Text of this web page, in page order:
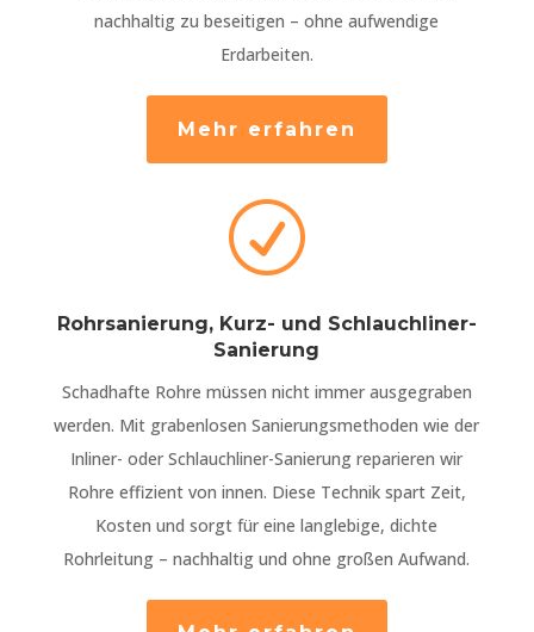
nachhaltig zu beseitigen – ohne aufwendige
Erdarbeiten.
Mehr erfahren
R
Rohrsanierung, Kurz- und Schlauchliner-
Sanierung
Schadhafte Rohre müssen nicht immer ausgegraben
werden. Mit grabenlosen Sanierungsmethoden wie der
Inliner- oder Schlauchliner-Sanierung reparieren wir
Rohre effizient von innen. Diese Technik spart Zeit,
Kosten und sorgt für eine langlebige, dichte
Rohrleitung – nachhaltig und ohne großen Aufwand.